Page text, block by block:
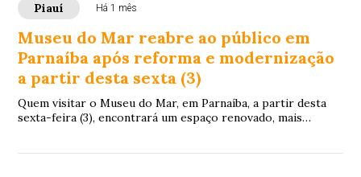
Piauí Há 1 mês
Museu do Mar reabre ao público em
Parnaíba após reforma e modernização
a partir desta sexta (3)
Quem visitar o Museu do Mar, em Parnaíba, a partir desta
sexta-feira (3), encontrará um espaço renovado, mais